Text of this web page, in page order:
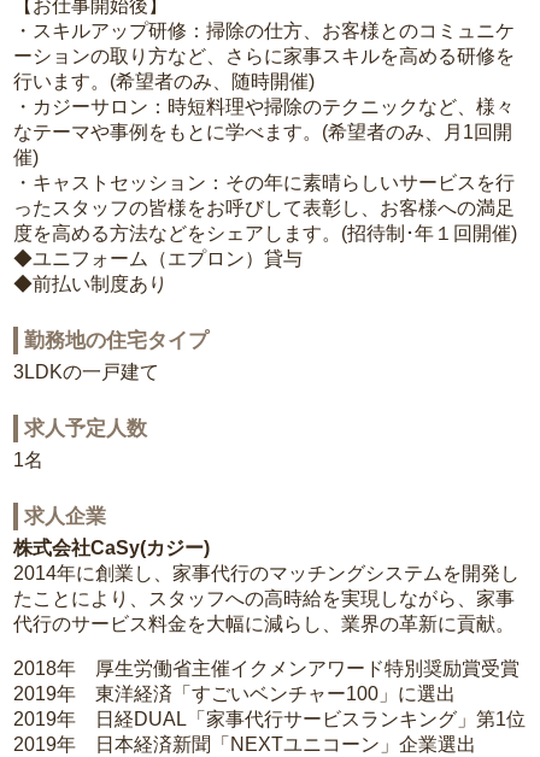
【お仕事開始後】
・スキルアップ研修：掃除の仕方、お客様とのコミュニケ
ーションの取り方など、さらに家事スキルを高める研修を
行います。(希望者のみ、随時開催)
・カジーサロン：時短料理や掃除のテクニックなど、様々
なテーマや事例をもとに学べます。(希望者のみ、月1回開
催)
・キャストセッション：その年に素晴らしいサービスを行
ったスタッフの皆様をお呼びして表彰し、お客様への満足
度を高める方法などをシェアします。(招待制･年１回開催)
◆ユニフォーム（エプロン）貸与
◆前払い制度あり
勤務地の住宅タイプ
3LDKの一戸建て
求人予定人数
1名
求人企業
株式会社CaSy(カジー)
2014年に創業し、家事代行のマッチングシステムを開発し
たことにより、スタッフへの高時給を実現しながら、家事
代行のサービス料金を大幅に減らし、業界の革新に貢献。
2018年 厚生労働省主催イクメンアワード特別奨励賞受賞
2019年 東洋経済「すごいベンチャー100」に選出
2019年 日経DUAL「家事代行サービスランキング」第1位
2019年 日本経済新聞「NEXTユニコーン」企業選出